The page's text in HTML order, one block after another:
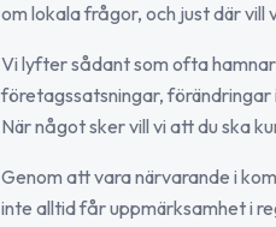
om lokala frågor, och just där vill
Vi lyfter sådant som ofta
företagssatsningar,
När något sker vill vi att du ska
Genom att vara närvarande i
inte alltid får uppmärksamhet i